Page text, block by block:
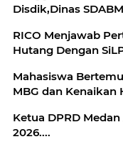
Disdik,Dinas
RICO Menjawab Pertanyaan
Hutang Dengan
Mahasiswa
MBG dan Kenaikan
Ketua DPRD
2026....